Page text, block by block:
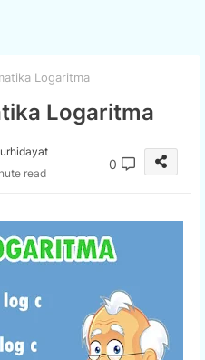
Logaritma
Logaritma
read
0